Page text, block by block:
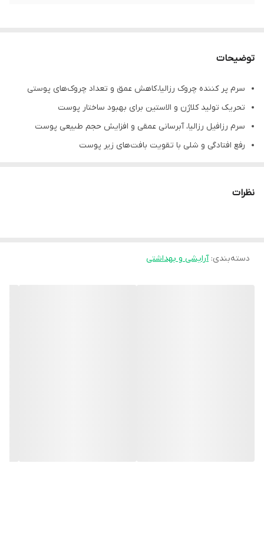
توضیحات
سرم پر کننده چروک رزالیا، کاهش عمق و تعداد چروک‌های پوستی
تحریک تولید کلاژن و الاستین برای بهبود ساختار پوست
سرم رزافیل رزالیا، آبرسانی عمقی و افزایش حجم طبیعی پوست
رفع افتادگی و شلی با تقویت بافت‌های زیر پوست
سرم ضد چروک رزالیا، موثر در بهبود درخشندگی و شادابی پوست
نظرات
دسته‌بندی:آرایشی و بهداشتی